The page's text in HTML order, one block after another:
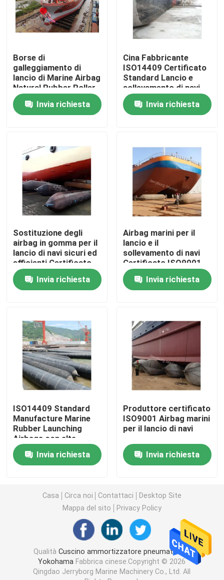
Casa
Prodotti
Giro della fabbrica
Controllo di qualità
Notizie
Casi
Cuscino ammortizzatore pneumatico di Yokohama
idro cuscino ammortizzatore pneumatico
Cuscino ammortizzatore pneumatico di
Airbag di gomma marino
cuscino ammortizzatore riempito di gomma piuma
Airbag di lancio della nave
Airbag di sollevamento pesanti
Marine Navigation Buoy
Borse di
galleggiamento di
lancio di Marine Airbag
Natural Rubber Roller
della nave 1.5m*15m
Invia richiesta
Cina Fabbricante
ISO14409 Certificato
Standard Lancio e
sollevamento di navi
Airbag di gomma
marinaInvia richiesta
Sostituzione degli
airbag in gomma per il
lancio di navi sicuri ed
efficienti Certificato
BV/CCS
Invia richiesta
Airbag marini per il
lancio e il
sollevamento di navi
Certificato ISO9001
Airbag in gomma
Invia richiesta
ISO14409 Standard
Manufacture Marine
Rubber Launching
Airbags con alte
prestazioni
Invia richiesta
Produttore certificato
ISO9001 Airbag marini
per il lancio di navi
Invia richiesta
Casa Circa noi Contattaci
Desktop Site
Mappa del sito
Privacy Policy
Qualità Cuscino ammortizzatore pneumatico di
Yokohama Fabbrica cinese.Copyright © 2026
Qingdao Jerryborg Marine Machinery Co., Ltd. All